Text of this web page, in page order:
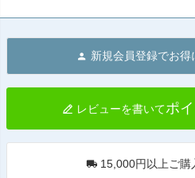
新規会員登録でお得
レビューを書いてポ
15,000円以上ご購